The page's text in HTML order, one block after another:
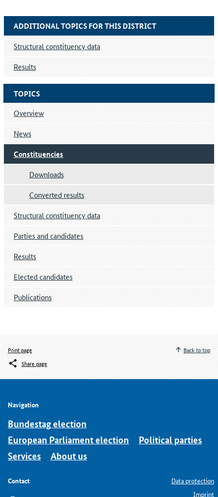
TOPICS
Overview
News
Constituencies
Downloads
Converted results
Structural constituency data
Parties and candidates
Results
Elected candidates
Publications
ADDITIONAL TOPICS FOR THIS DISTRICT
Structural constituency data
Results
Print page
Share page
Back to top
Navigation
Bundestag election
European Parliament election
Political parties
Services
About us
Contact
Data protection
Imprint